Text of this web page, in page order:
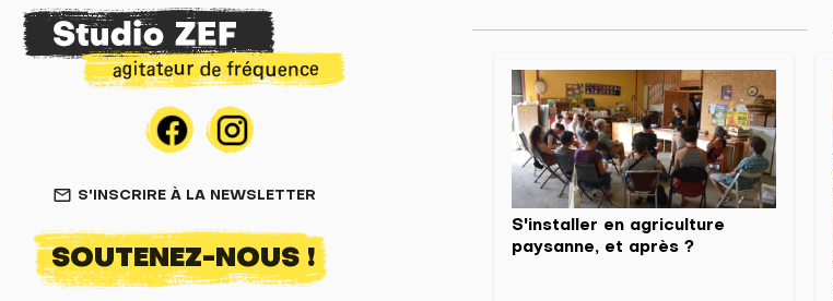
mail_outline S'INSCRIRE À LA NEWSLETTER
SOUTENEZ-NOUS !
S'installer en agriculture
paysanne, et après ?